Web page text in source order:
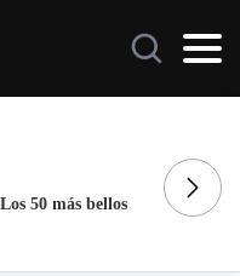
50 más bellos